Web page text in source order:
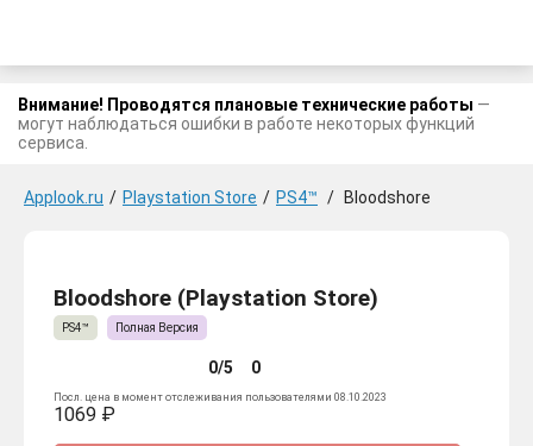
Внимание! Проводятся плановые технические работы —
могут наблюдаться ошибки в работе некоторых функций
сервиса.
Applook.ru / Playstation Store / PS4™ / Bloodshore
Bloodshore (Playstation Store)
PS4™ Полная Версия
0/5 0
Посл. цена в момент отслеживания пользователями 08.10.2023
1069 ₽